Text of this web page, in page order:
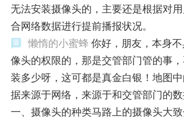
无法安装摄像头的，主要还是根据对
合网络数据进行提前播报状况。
懒惰的小蜜蜂 你好，朋友，本身
像头的权限的，那是交管部门管的事
装多少呀，这可都是真金白银！地图
据来源于网络，来源于和交管部门的数
一、摄像头的种类马路上的摄像头大